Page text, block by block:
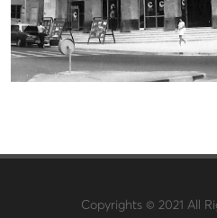
Copyrights © 2021 All